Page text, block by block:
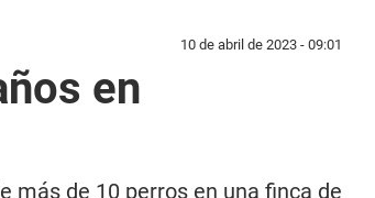
10 de abril de 2023 - 09:01
en
más de 10 perros en una finca de